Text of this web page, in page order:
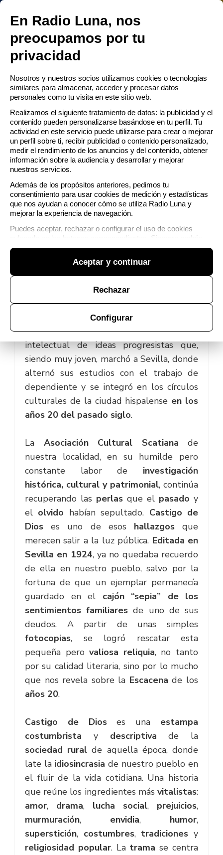
En Radio Luna, nos
preocupamos por tu
privacidad
Nosotros y nuestros socios utilizamos cookies o tecnologías
similares para almacenar, acceder y procesar datos
personales como tu visita en este sitio web.
Realizamos el siguiente tratamiento de datos: la publicidad y el
contenido pueden personalizarse basándose en tu perfil. Tu
actividad en este servicio puede utilizarse para crear o mejorar
un perfil sobre ti, recibir publicidad o contenido personalizado,
medir el rendimiento de los anuncios y del contenido, obtener
información sobre la audiencia y desarrollar y mejorar
nuestros servicios.
Además de los propósitos anteriores, pedimos tu
consentimiento para usar cookies de medición y estadísticas
que nos ayudan a conocer cómo se utiliza Radio Luna y
mejorar la experiencia de navegación.
Puedes aceptar, rechazar o configurar el uso de cookies
pulsando en los botones correspondientes. Siempre podrás
modificar tu elección desde laPolítica de cookies.
Aceptar y continuar
Rechazar
Configurar
men
ú
MENÚ
Castigo de Dioses una obra escrita por el
escaceneroJosé Díaz Reinoso, un
intelectual de ideas progresistasque,
siendo muy joven, marchó aSevilla, donde
alternó sus estudios con el trabajo de
dependiente y se integró en los círculos
culturales de la ciudad hispalense en los
años 20 del pasado siglo.
La Asociación Cultural Scatiana de
nuestra localidad, en su humilde pero
constante labor de investigación
histórica, cultural y patrimonial, continúa
recuperando las perlas que el pasado y
el olvido habían sepultado. Castigo de
Dios es uno de esos hallazgosque
merecen salir a la luz pública. Editada en
Sevilla en 1924, ya no quedaba recuerdo
de ella en nuestro pueblo, salvo por la
fortuna de que un ejemplar permanecía
guardado en el cajón “sepia” de los
sentimientos familiares de uno de sus
deudos. A partir de unas simples
fotocopias, se logró rescatar esta
pequeña perovaliosa reliquia, no tanto
por su calidad literaria, sino por lo mucho
que nos revela sobre la Escacena de los
años 20.
Castigo de Dioses una estampa
costumbrista y descriptiva de la
sociedad rural de aquella época, donde
late la idiosincrasia de nuestro pueblo en
el fluir de la vida cotidiana. Una historia
que reúne los ingredientes más vitalistas:
amor, drama, lucha social, prejuicios,
murmuración, envidia, humor,
superstición, costumbres, tradiciones y
religiosidad popular. La trama se centra